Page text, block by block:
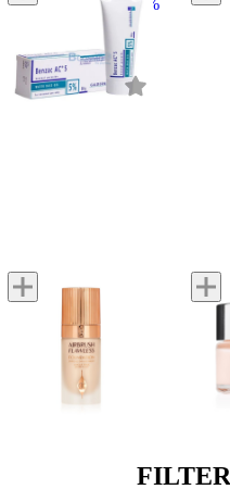
Benzac AC Gel 5%
4.0
3
Charlotte Tilbury
Airbrush Flawless
Foundation
7 reviews
4.9
48
FILTER